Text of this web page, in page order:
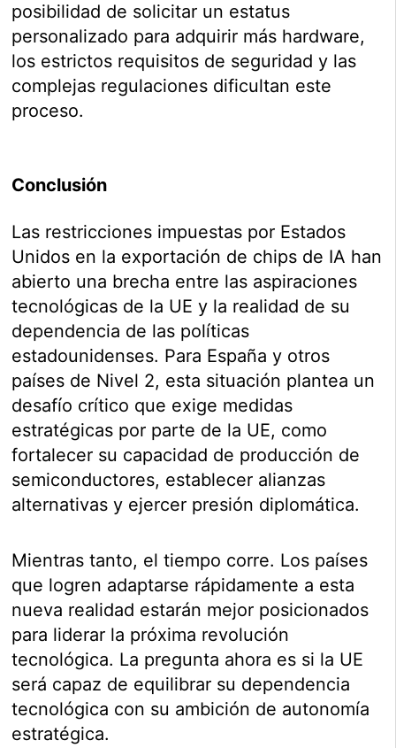
posibilidad de solicitar un estatus
personalizado para adquirir más hardware,
los estrictos requisitos de seguridad y las
complejas regulaciones dificultan este
proceso.
Conclusión
Las restricciones impuestas por Estados
Unidos en la exportación de chips de IA han
abierto una brecha entre las aspiraciones
tecnológicas de la UE y la realidad de su
dependencia de las políticas
estadounidenses. Para España y otros
países de Nivel 2, esta situación plantea un
desafío crítico que exige medidas
estratégicas por parte de la UE, como
fortalecer su capacidad de producción de
semiconductores, establecer alianzas
alternativas y ejercer presión diplomática.
Mientras tanto, el tiempo corre. Los países
que logren adaptarse rápidamente a esta
nueva realidad estarán mejor posicionados
para liderar la próxima revolución
tecnológica. La pregunta ahora es si la UE
será capaz de equilibrar su dependencia
tecnológica con su ambición de autonomía
estratégica.